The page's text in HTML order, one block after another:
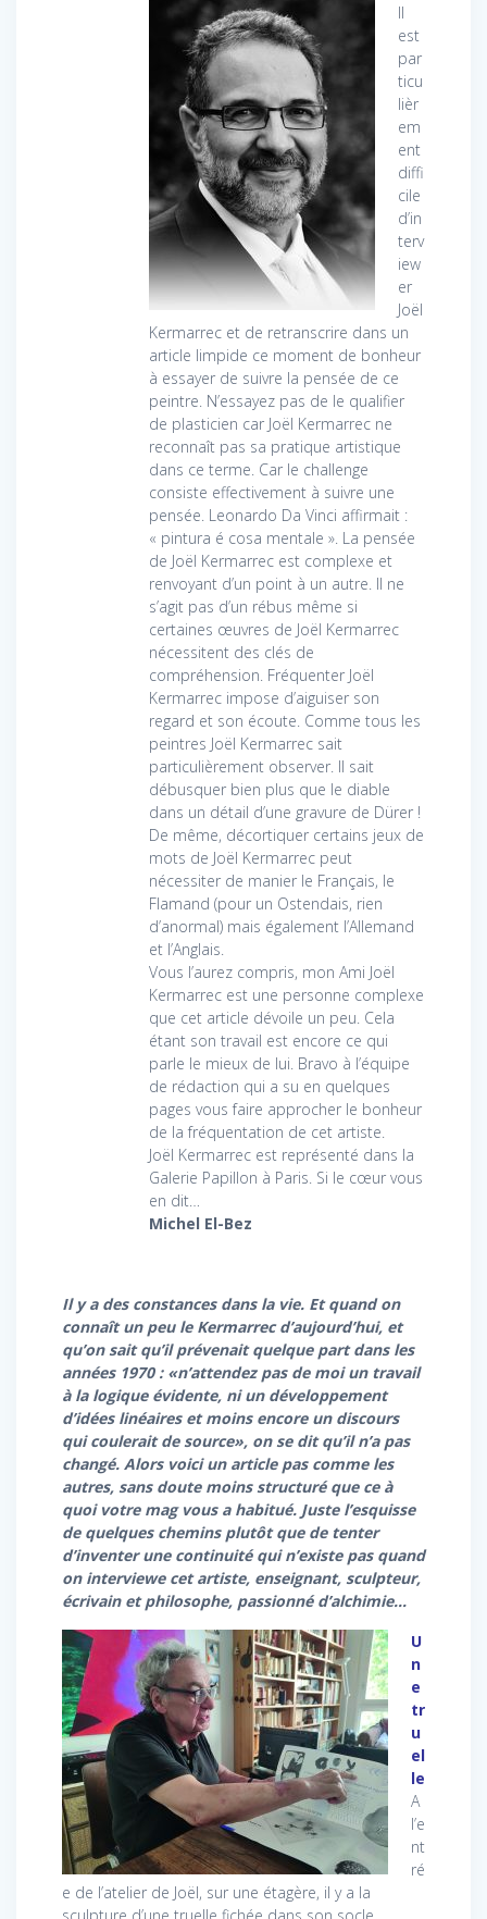
Il
est
par
ticu
lièr
em
ent
diffi
cile
d’in
terv
iew
er
Joël
Kermarrec et de retranscrire dans un
article limpide ce moment de bonheur
à essayer de suivre la pensée de ce
peintre. N’essayez pas de le qualifier
de plasticien car Joël Kermarrec ne
reconnaît pas sa pratique artistique
dans ce terme. Car le challenge
consiste effectivement à suivre une
pensée. Leonardo Da Vinci affirmait :
« pintura é cosa mentale ». La pensée
de Joël Kermarrec est complexe et
renvoyant d’un point à un autre. Il ne
s’agit pas d’un rébus même si
certaines œuvres de Joël Kermarrec
nécessitent des clés de
compréhension. Fréquenter Joël
Kermarrec impose d’aiguiser son
regard et son écoute. Comme tous les
peintres Joël Kermarrec sait
particulièrement observer. Il sait
débusquer bien plus que le diable
dans un détail d’une gravure de Dürer !
De même, décortiquer certains jeux de
mots de Joël Kermarrec peut
nécessiter de manier le Français, le
Flamand (pour un Ostendais, rien
d’anormal) mais également l’Allemand
et l’Anglais.
Vous l’aurez compris, mon Ami Joël
Kermarrec est une personne complexe
que cet article dévoile un peu. Cela
étant son travail est encore ce qui
parle le mieux de lui. Bravo à l’équipe
de rédaction qui a su en quelques
pages vous faire approcher le bonheur
de la fréquentation de cet artiste.
Joël Kermarrec est représenté dans la
Galerie Papillon à Paris. Si le cœur vous
en dit…
Michel El-Bez
Il y a des constances dans la vie. Et quand on
connaît un peu le Kermarrec d’aujourd’hui, et
qu’on sait qu’il prévenait quelque part dans les
années 1970 : «n’attendez pas de moi un travail
à la logique évidente, ni un développement
d’idées linéaires et moins encore un discours
qui coulerait de source», on se dit qu’il n’a pas
changé. Alors voici un article pas comme les
autres, sans doute moins structuré que ce à
quoi votre mag vous a habitué. Juste l’esquisse
de quelques chemins plutôt que de tenter
d’inventer une continuité qui n’existe pas quand
on interviewe cet artiste, enseignant, sculpteur,
écrivain et philosophe, passionné d’alchimie…
U
n
e
tr
u
el
le
A
l’e
nt
ré
e de l’atelier de Joël, sur une étagère, il y a la
sculpture d’une truelle fichée dans son socle.